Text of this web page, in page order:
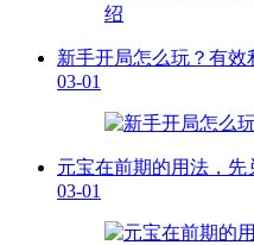
新手开局怎么玩？有效
03-01
元宝在前期的用法，
03-01